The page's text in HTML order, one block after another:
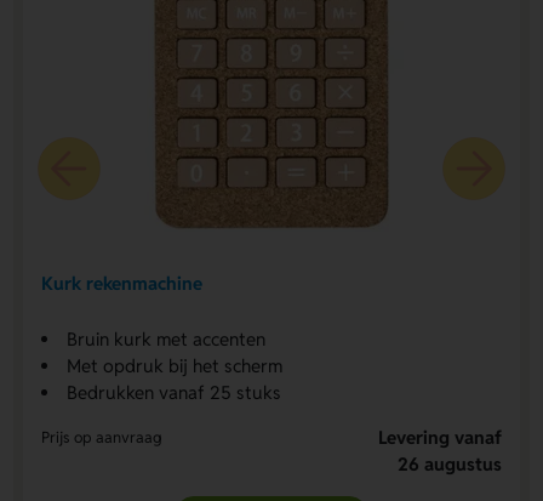
Kurk rekenmachine
Bruin kurk met accenten
Met opdruk bij het scherm
Bedrukken vanaf 25 stuks
Prijs op aanvraag
Levering vanaf
26 augustus